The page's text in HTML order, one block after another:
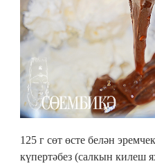
125 г сөт өсте белән
күпертәбез (салкын килеш